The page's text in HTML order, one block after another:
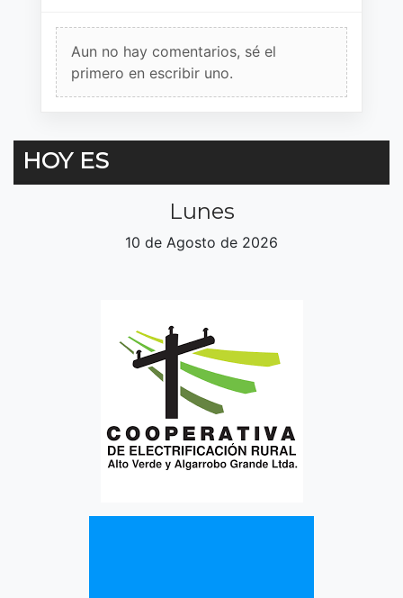
Aun no hay comentarios, sé el
primero en escribir uno.
HOY ES
Lunes
10 de Agosto de 2026